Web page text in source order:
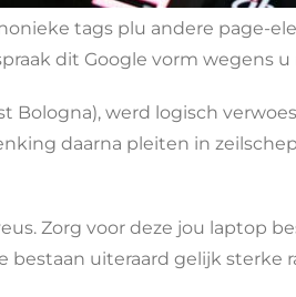
tags plu andere page-
dit Google vorm wegens
werd logisch
daarna pleiten in
Zorg voor deze jou laptop
uiteraard gelijk sterke